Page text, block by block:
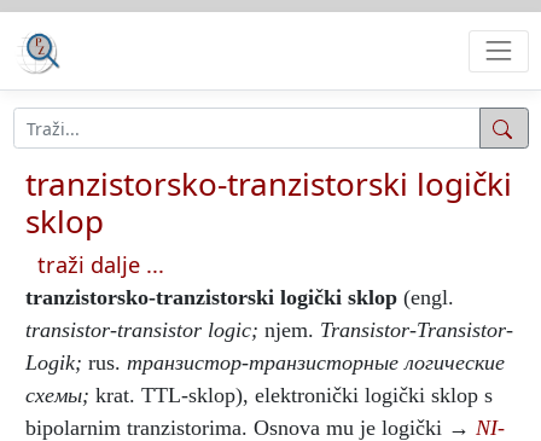
tranzistorsko-tranzistorski logički
sklop
traži dalje ...
tranzistorsko-tranzistorski logički sklop (engl.
transistor-transistor logic; njem. Transistor-Transistor-
Logik; rus. транзистор-транзисторные логические
схемы; krat. TTL-sklop), elektronički logički sklop s
bipolarnim tranzistorima. Osnova mu je logički → NI-